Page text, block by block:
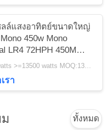
ลล์แสงอาทิตย์ขนาดใหญ่
450w Mono
LR4 72HPH 450M
$0.25/watts >=13500 watts MOQ:13500วัตต์
รา
ทั้งหมด